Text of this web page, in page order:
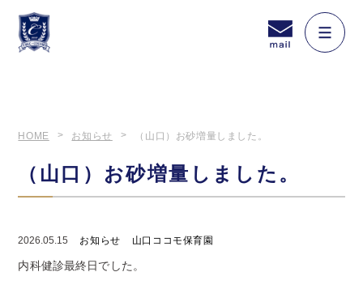
HOME お知らせ （山口）お砂増量しました。
（山口）お砂増量しました。
2026.05.15 お知らせ 山口ココモ保育園
内科健診最終日でした。